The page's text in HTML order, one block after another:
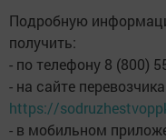
Подробную
получить:
- по телефону 8 (800)
- на сайте
https://
- в мобильном